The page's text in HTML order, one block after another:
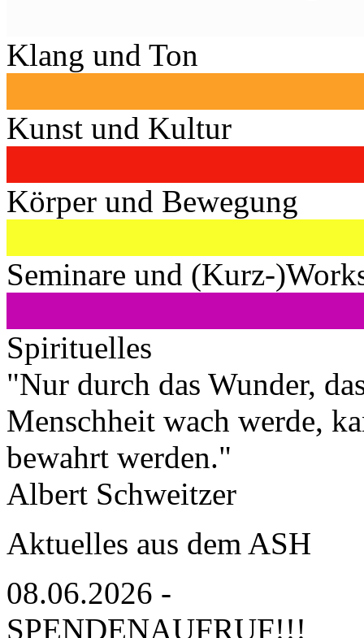
Klang und Ton
Kunst und Kultur
Körper und Bewegung
Seminare und (Kurz-
Spirituelles
"Nur durch das Wunder,
Menschheit wach werde,
bewahrt werden."
Albert Schweitzer
Aktuelles aus dem ASH
08.06.2026 -
SPENDENAUFRUF!!!